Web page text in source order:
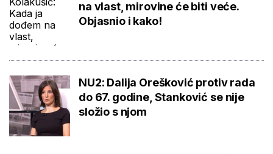
na vlast, mirovine će biti veće.
Objasnio i kako!
NU2: Dalija Orešković protiv rada
do 67. godine, Stanković se nije
složio s njom